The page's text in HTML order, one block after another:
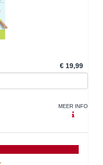
€ 19,99
MEER INFO